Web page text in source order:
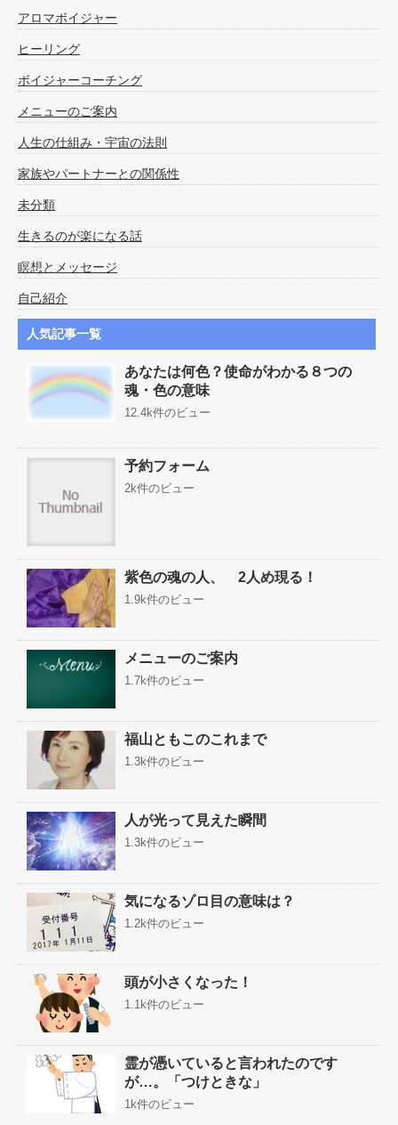
アロマボイジャー
ヒーリング
ボイジャーコーチング
メニューのご案内
人生の仕組み・宇宙の法則
家族やパートナーとの関係性
未分類
生きるのが楽になる話
瞑想とメッセージ
自己紹介
人気記事一覧
あなたは何色？使命がわかる８つの
魂・色の意味
12.4k件のビュー
予約フォーム
2k件のビュー
紫色の魂の人、 2人め現る！
1.9k件のビュー
メニューのご案内
1.7k件のビュー
福山ともこのこれまで
1.3k件のビュー
人が光って見えた瞬間
1.3k件のビュー
気になるゾロ目の意味は？
1.2k件のビュー
頭が小さくなった！
1.1k件のビュー
霊が憑いていると言われたのです
が…。「つけときな」
1k件のビュー